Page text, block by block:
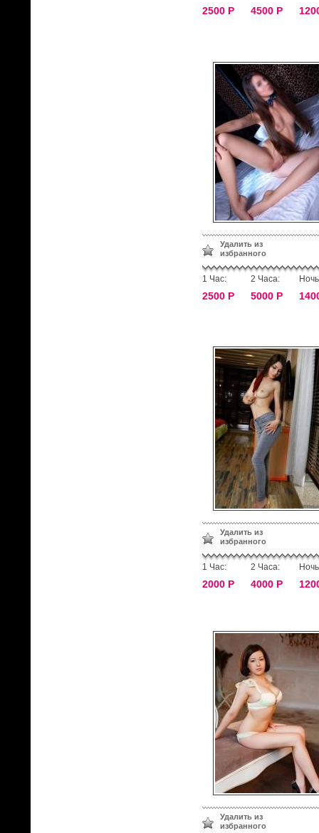
2500 Р 4500 Р
Удалить из
избранного
1 Час:
2500 Р
2 Часа:
5000 Р
Удалить из
избранного
1 Час:
2000 Р
2 Часа:
4000 Р
Удалить из
избранного